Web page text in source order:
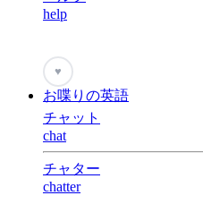
help
♥
お喋りの英語
チャット
chat
チャター
chatter